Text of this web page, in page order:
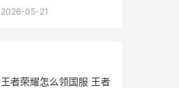
2026-05-21
王者荣耀怎么领国服 王者